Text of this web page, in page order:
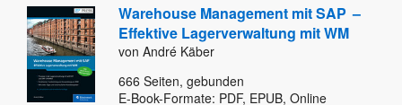
Warehouse Management mit SAP –
Effektive Lagerverwaltung mit WM
von André Käber
666 Seiten, gebunden
E-Book-Formate: PDF, EPUB, Online